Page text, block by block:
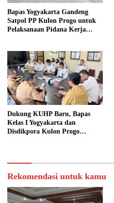
Bapas Yogyakarta Gandeng
Satpol PP Kulon Progo untuk
Pelaksanaan Pidana Kerja
Dukung KUHP Baru, Bapas
Kelas I Yogyakarta dan
Disdikpora Kulon Progo
Rekomendasi untuk kamu